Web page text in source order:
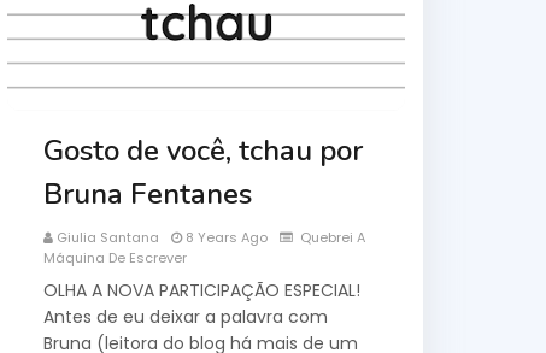
Gosto de você, tchau por
Bruna Fentanes
Giulia Santana 8 Years Ago
Quebrei A
Máquina De Escrever
OLHA A NOVA PARTICIPAÇÃO ESPECIAL!
Antes de eu deixar a palavra com
Bruna (leitora do blog há mais de um